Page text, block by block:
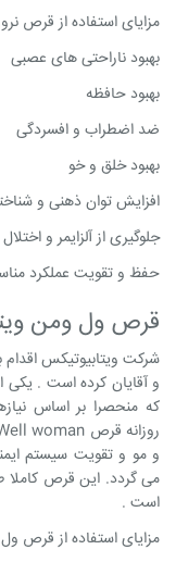
مزایای استفاده از قرص
بهبود ناراحتی های عصبی
بهبود حافظه
ضد اضطراب و افسردگی
بهبود خلق و خو
افزایش توان ذهنی و
جلوگیری از آلزایمر و
حفظ و تقویت عملکرد
قرص ول ومن
شرکت ویتابیوتیکس اقدام
و آقایان کرده است .
که منحصرا بر اساس
و مو و تقویت سیستم
می گردد. این قرص کاملا
است .
مزایای استفاده از قرص